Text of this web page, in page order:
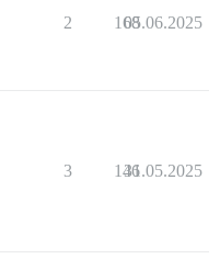
2 168
05.06.2025
3 146
31.05.2025